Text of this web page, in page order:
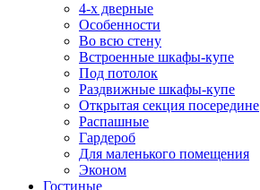
4-х дверные
Особенности
Во всю стену
Встроенные шкафы-купе
Под потолок
Раздвижные шкафы-купе
Открытая секция посередине
Распашные
Гардероб
Для маленького помещения
Эконом
Гостиные